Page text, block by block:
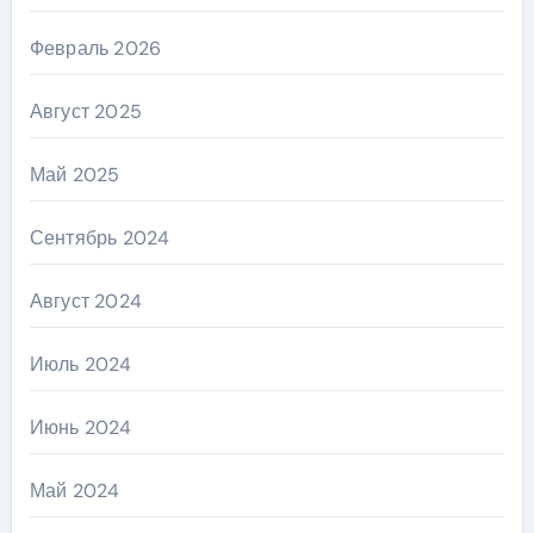
Февраль 2026
Август 2025
Май 2025
Сентябрь 2024
Август 2024
Июль 2024
Июнь 2024
Май 2024